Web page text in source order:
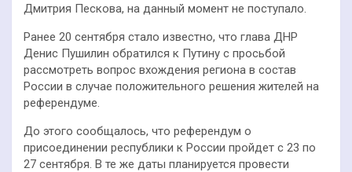
Дмитрия Пескова, на данный момент не поступало.
Ранее 20 сентября стало известно, что глава ДНР
Денис Пушилин обратился к Путину с просьбой
рассмотреть вопрос вхождения региона в состав
России в случае положительного решения жителей на
референдуме.
До этого сообщалось, что референдум о
присоединении республики к России пройдет с 23 по
27 сентября. В те же даты планируется провести